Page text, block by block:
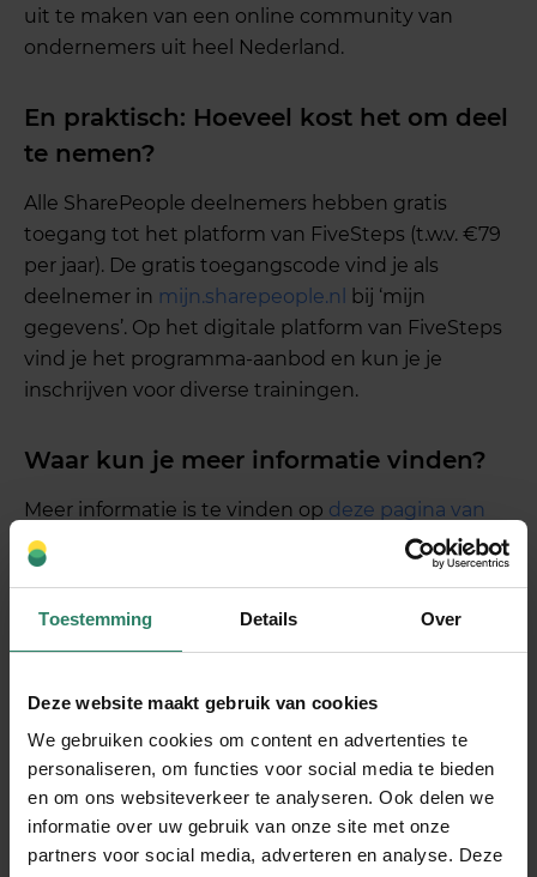
Toestemming Details Over
Deze website maakt gebruik van cookies
We gebruiken cookies om content en advertenties te
personaliseren, om functies voor social media te bieden
en om ons websiteverkeer te analyseren. Ook delen we
informatie over uw gebruik van onze site met onze
partners voor social media, adverteren en analyse. Deze
uit te maken van een online community van
ondernemers uit heel Nederland.
En praktisch: Hoeveel kost het om deel
te nemen?
Alle SharePeople deelnemers hebben gratis
toegang tot het platform van FiveSteps (t.w.v. €79
per jaar). De gratis toegangscode vind je als
deelnemer in mijn.sharepeople.nl
bij ‘mijn
gegevens’. Op het digitale platform van FiveSteps
vind je het programma-aanbod en kun je je
inschrijven voor diverse trainingen.
Waar kun je meer informatie vinden?
Meer informatie is te vinden op deze pagina van
SharePeople
. Daarnaast vind je op onzeGezond
ondernemen
pagina al het aanbod met een
Houd deze pagina dus in de gaten voor actuele
Tot slot, waarom zou je SharePeople
deelnemers aanraden om deel te
nemen aan de trainingen?
Als ondernemer heb je veel ballen in de lucht te